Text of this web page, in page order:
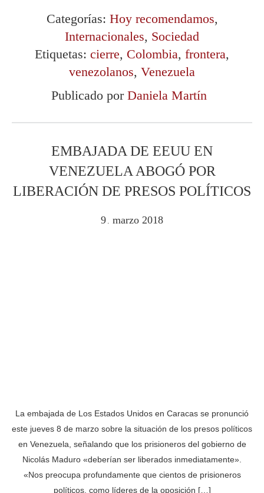
Categorías: Hoy recomendamos,
Internacionales, Sociedad
Etiquetas: cierre, Colombia, frontera,
venezolanos, Venezuela
Publicado por Daniela Martín
EMBAJADA DE EEUU EN
VENEZUELA ABOGÓ POR
LIBERACIÓN DE PRESOS POLÍTICOS
9 . marzo 2018
La embajada de Los Estados Unidos en Caracas se pronunció
este jueves 8 de marzo sobre la situación de los presos políticos
en Venezuela, señalando que los prisioneros del gobierno de
Nicolás Maduro «deberían ser liberados inmediatamente».
«Nos preocupa profundamente que cientos de prisioneros
políticos, como líderes de la oposición […]